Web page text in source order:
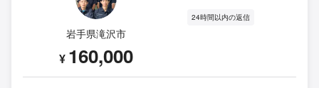
岩手県滝沢市
¥ 160,000
24時間以内の返信